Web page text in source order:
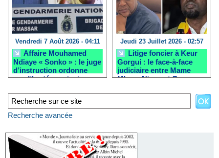
Vendredi 7 Août 2026 - 04:11
Affaire Mouhamed
Ndiaye « Sonko » : le juge
d’instruction ordonne
une liberté provisoire
l’enquête
Jeudi 23 Juillet 2026 - 02:57
Litige foncier à Keur
Gorgui : le face-à-face
judiciaire entre Mame
Mbaye Niang et Ousmane
Recherche avancée